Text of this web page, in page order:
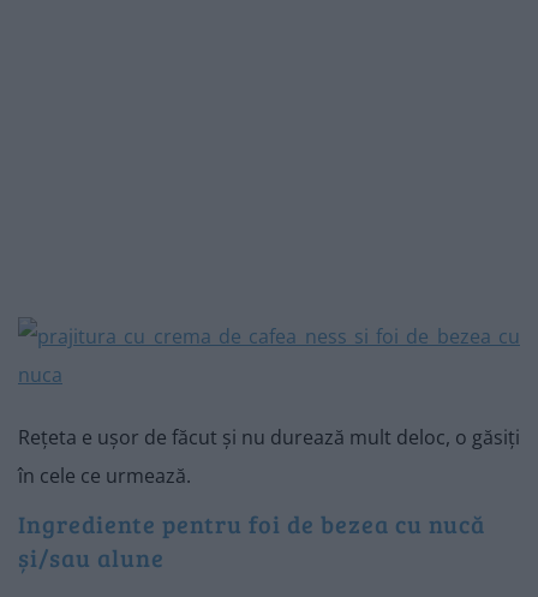
Rețeta e ușor de făcut și nu durează mult deloc, o găsiți
în cele ce urmează.
Ingrediente pentru foi de bezea cu nucă
și/sau alune